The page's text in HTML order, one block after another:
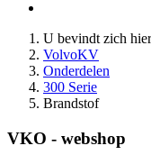
U bevindt zich
VolvoKV
Onderdelen
300 Serie
Brandstof
VKO - webshop